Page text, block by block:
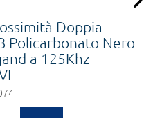
Doppia
Policarbonato Nero
a 125Khz